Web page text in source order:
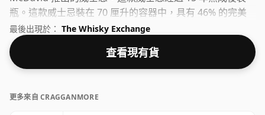
瓶。這款威士忌裝在 70 厘升的容器中，具有 46% 的完美
啜飲強度。
最後出現於： The Whisky Exchange
查看現有貨
更多來自 CRAGGANMORE